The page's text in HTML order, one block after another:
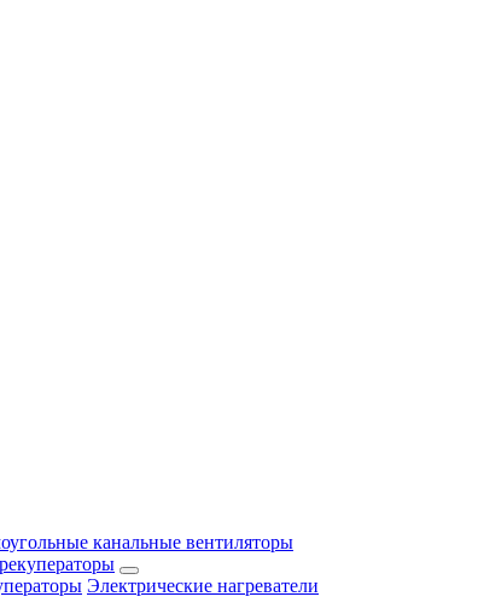
канальные вентиляторы
Электрические нагреватели